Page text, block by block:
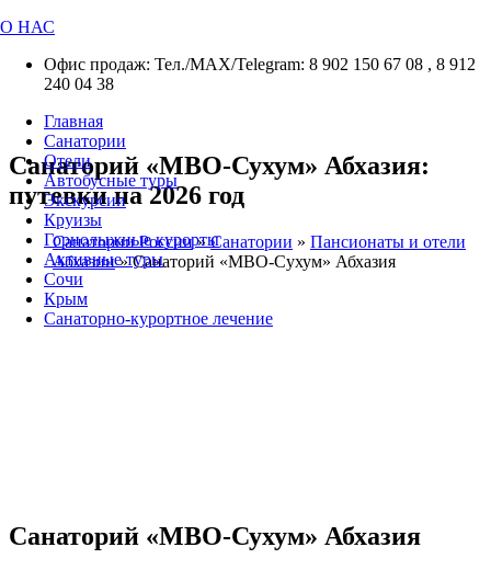
О НАС
Офис продаж: Тел./МАХ/Telegram: 8 902 150 67 08 , 8 912
240 04 38
Главная
Санатории
Отели
Автобусные туры
Экскурсии
Круизы
Горнолыжные курорты
Активные туры
Сочи
Крым
Санаторно-курортное лечение
Санаторий «МВО-Сухум» Абхазия:
путевки на 2026 год
Санатории России»Санатории » Пансионаты и отели
Абхазии»Санаторий «МВО-Сухум» Абхазия
Санаторий «МВО-Сухум» Абхазия